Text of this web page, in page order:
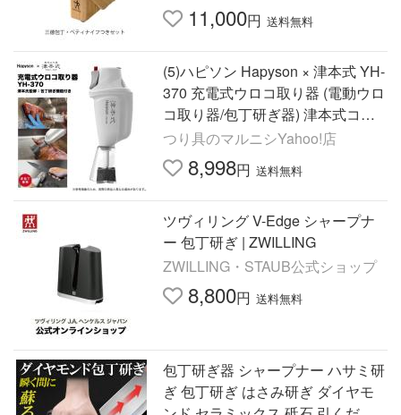
11,000円 送料無料
(5)ハピソン Hapyson × 津本式 YH-
370 充電式ウロコ取り器 (電動ウロ
コ取り器/包丁研ぎ器) 津本式コラ
ボ 【Σ01】
つり具のマルニシYahoo!店
8,998円 送料無料
ツヴィリング V-Edge シャープナ
ー 包丁研ぎ | ZWILLING
ZWILLING・STAUB公式ショップ
8,800円 送料無料
包丁研ぎ器 シャープナー ハサミ研
ぎ 包丁研ぎ はさみ研ぎ ダイヤモ